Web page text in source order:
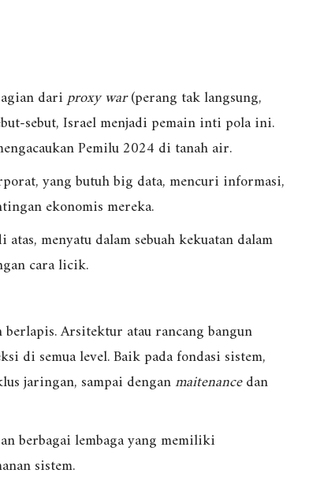
dariproxy war(perang tak langsung,
sebut, Israel menjadi pemain inti pola ini.
Pemilu 2024 di tanah air.
yang butuh big data, mencuri informasi,
ekonomis mereka.
menyatu dalam sebuah kekuatan dalam
cara licik.
Arsitektur atau rancang bangun
di semua level. Baik pada fondasi sistem,
jaringan, sampai denganmaitenancedan
berbagai lembaga yang memiliki
sistem.